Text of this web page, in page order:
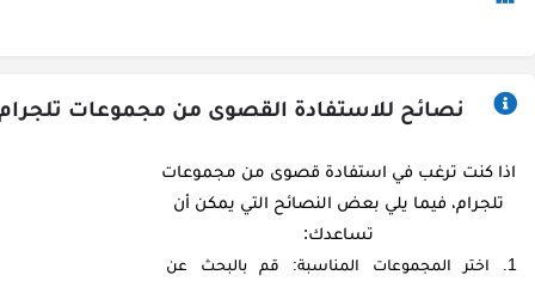
نصائح للاستفادة القصوى من مجموعات
اذا كنت ترغب في استفادة قصوى من مجموعات
تلجرام، فيما يلي بعض النصائح التي يمكن أن
تساعدك:
اختر المجموعات المناسبة: قم بالبحث عن